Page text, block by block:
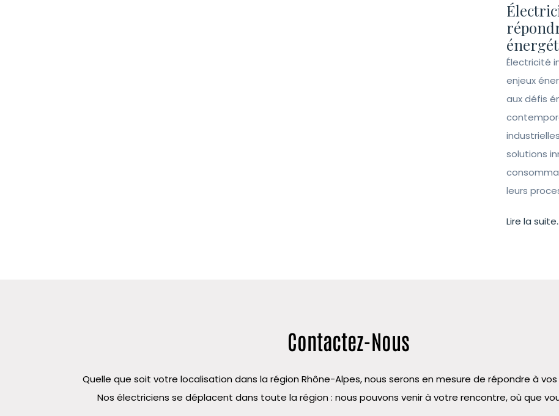
Électricité
enjeux
aux défis
solutions
leurs
Lire la
Contactez-Nous
Quelle que soit votre localisation dans la région Rhône-Alpes, nous serons en mesure de répondre à
Nos électriciens se déplacent dans toute la région : nous pouvons venir à votre rencontre, où que